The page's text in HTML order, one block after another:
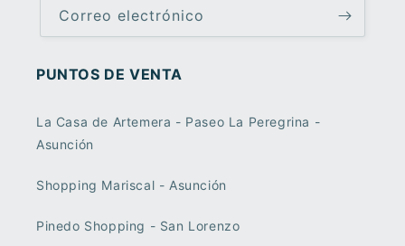
Correo electrónico
PUNTOS DE VENTA
La Casa de Artemera - Paseo La Peregrina -
Asunción
Shopping Mariscal - Asunción
Pinedo Shopping - San Lorenzo